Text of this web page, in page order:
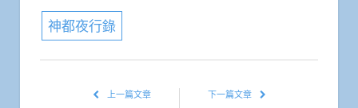
神都夜行錄
上一篇文章 下一篇文章